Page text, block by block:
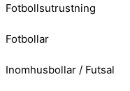
Fotbollsutrustning
Fotbollar
Inomhusbollar / Futsal